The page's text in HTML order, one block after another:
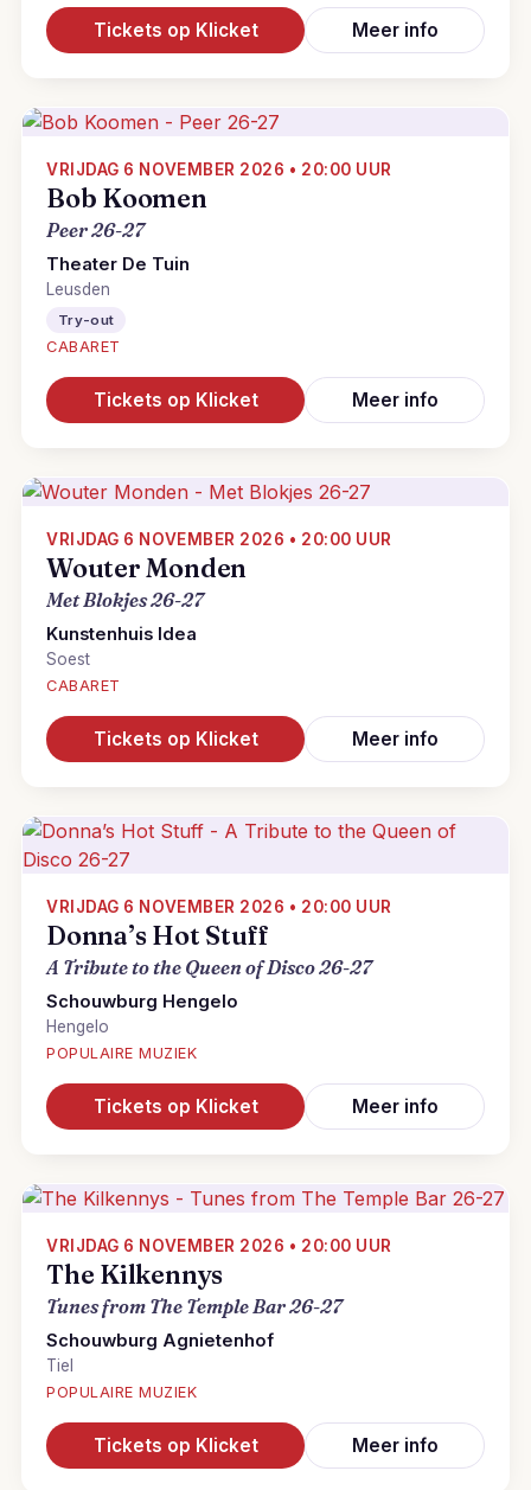
Tickets op Klicket Meer info
VRIJDAG 6 NOVEMBER 2026 • 20:00 UUR
Bob Koomen
Peer 26-27
Theater De Tuin
Leusden
Try-out
CABARET
Tickets op Klicket Meer info
VRIJDAG 6 NOVEMBER 2026 • 20:00 UUR
Wouter Monden
Met Blokjes 26-27
Kunstenhuis Idea
Soest
CABARET
Tickets op Klicket Meer info
VRIJDAG 6 NOVEMBER 2026 • 20:00 UUR
Donna’s Hot Stuff
A Tribute to the Queen of Disco 26-27
Schouwburg Hengelo
Hengelo
POPULAIRE MUZIEK
Tickets op Klicket Meer info
VRIJDAG 6 NOVEMBER 2026 • 20:00 UUR
The Kilkennys
Tunes from The Temple Bar 26-27
Schouwburg Agnietenhof
Tiel
POPULAIRE MUZIEK
Tickets op Klicket Meer info